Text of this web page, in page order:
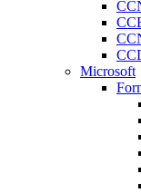
Microsoft